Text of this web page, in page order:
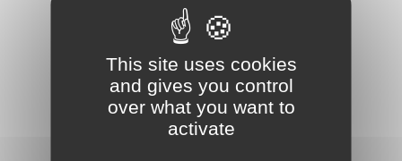
Utilisation simple et rapide
This site uses cookies
and gives you control
over what you want to
activate